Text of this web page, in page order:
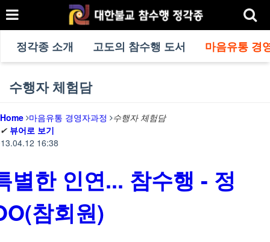
정각종 소개 고도의 참수행 도서 마음유통 경
수행자 체험담
Home 마음유통 경영자과정
수행자 체험담
✔ 뷰어로 보기
16:38
별한 인연... 참수행 - 정
참회원)